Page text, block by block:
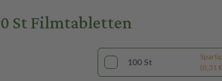
St Filmtabletten
100 St
(0,31